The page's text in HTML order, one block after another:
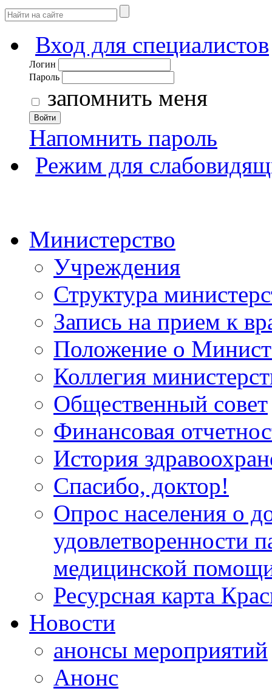
Вход для специалистов
Логин
Пароль
запомнить меня
Войти
Напомнить пароль
Режим для
Министерство
Учреждения
Структура
Запись на прием к
Положение о
Коллегия
Общественный совет
Финансовая
История
Спасибо, доктор!
Опрос населения о
удовлетворенности
медицинской
Ресурсная карта
Новости
анонсы мероприятий
Анонс